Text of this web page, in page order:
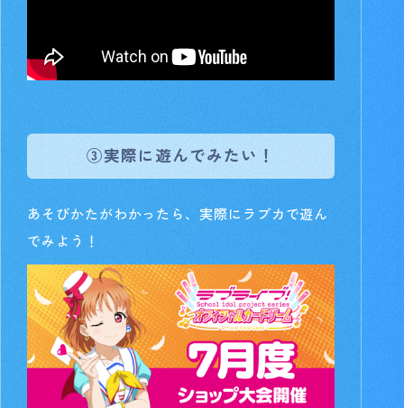
③実際に遊んでみたい！
あそびかたがわかったら、実際にラブカで遊ん
でみよう！